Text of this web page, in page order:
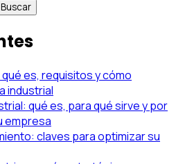
Buscar
es, requisitos y cómo
industrial
qué es, para qué sirve y por
empresa
claves para optimizar su